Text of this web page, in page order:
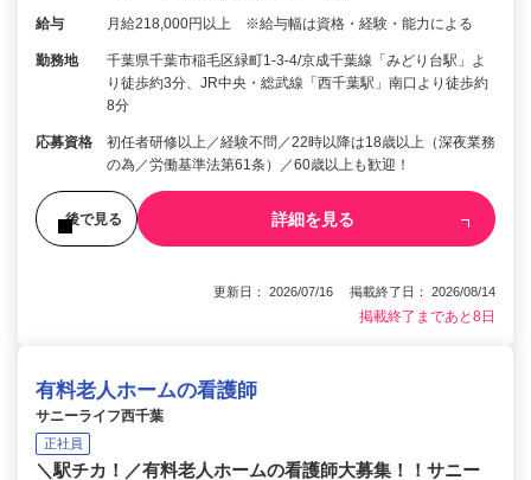
給与 月給218,000円以上 ※給与幅は資格・経験・能力による
勤務地
千葉県千葉市稲毛区緑町1-3-4/京成千葉線「みどり台駅」よ
り徒歩約3分、JR中央・総武線「西千葉駅」南口より徒歩約
8分
応募資格
初任者研修以上／経験不問／22時以降は18歳以上（深夜業務
の為／労働基準法第61条）／60歳以上も歓迎！
後で見る 詳細を見る
更新日： 2026/07/16 掲載終了日： 2026/08/14
掲載終了まであと8日
有料老人ホームの看護師
サニーライフ西千葉
正社員
＼駅チカ！／有料老人ホームの看護師大募集！！サニー